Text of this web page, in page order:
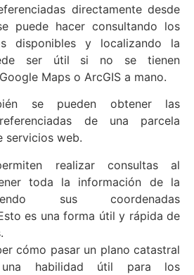
directamente desde
puede hacer consultando los
disponibles y localizando la
ser útil si no se tienen
Maps o ArcGIS a mano.
se pueden obtener las
de una parcela
servicios web.
realizar consultas al
toda la información de la
sus coordenadas
es una forma útil y rápida de
cómo pasar un plano catastral
habilidad útil para los